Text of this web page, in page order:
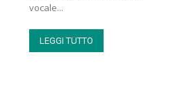
vocale...
LEGGI TUTTO